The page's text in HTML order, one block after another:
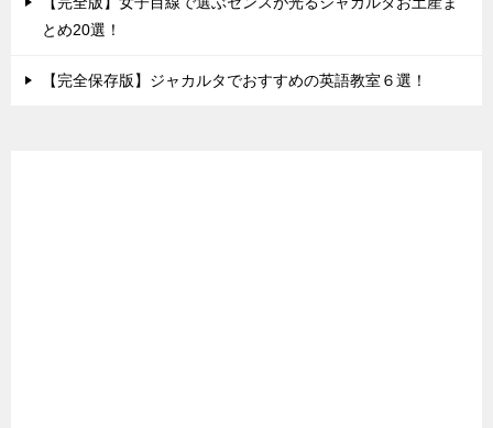
とめ20選！
【完全保存版】ジャカルタでおすすめの英語教室６選！